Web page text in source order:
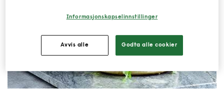
Informasjonskapselinnstillinger
Avvis alle Godta alle cookier